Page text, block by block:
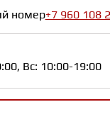
номер+7 960 108
Вс: 10:00-19:00